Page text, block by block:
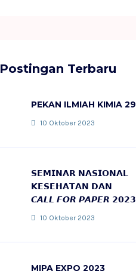
Postingan Terbaru
PEKAN ILMIAH KIMIA 29
10 Oktober 2023
𝗦𝗘𝗠𝗜𝗡𝗔𝗥 𝗡𝗔𝗦𝗜𝗢𝗡𝗔𝗟
𝗞𝗘𝗦𝗘𝗛𝗔𝗧𝗔𝗡 𝗗𝗔𝗡
𝘾𝘼𝙇𝙇 𝙁𝙊𝙍 𝙋𝘼𝙋𝙀𝙍 𝟮𝟬𝟮𝟯
10 Oktober 2023
MIPA EXPO 2023